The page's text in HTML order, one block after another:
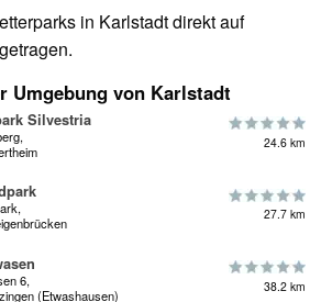
in Karlstadt direkt auf
Umgebung von Karlstadt
Silvestria
24.6 km
27.7 km
6,
(Etwashausen)
38.2 km